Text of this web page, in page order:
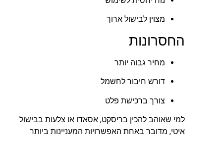
מצוין לבישול ארוך
החסרונות
מחיר גבוה יותר
דורש חיבור לחשמל
צורך ברכישת פלט
למי שאוהב להכין בריסקט, אסאדו או צלעות בבישול
איטי, מדובר באחת האפשרויות המעניינות ביותר.